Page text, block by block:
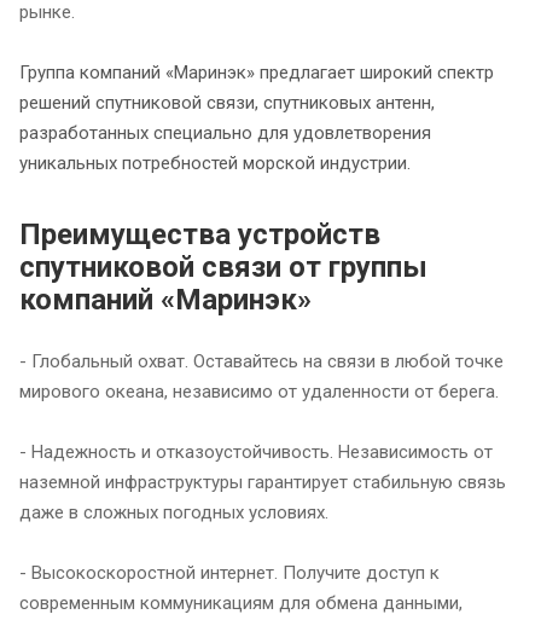
рынке.
Группа компаний «Маринэк» предлагает широкий спектр
решений спутниковой связи, спутниковых антенн,
разработанных специально для удовлетворения
уникальных потребностей морской индустрии.
Преимущества устройств
спутниковой связи от группы
компаний «Маринэк»
- Глобальный охват. Оставайтесь на связи в любой точке
мирового океана, независимо от удаленности от берега.
- Надежность и отказоустойчивость. Независимость от
наземной инфраструктуры гарантирует стабильную связь
даже в сложных погодных условиях.
- Высокоскоростной интернет. Получите доступ к
современным коммуникациям для обмена данными,